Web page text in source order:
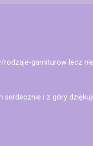
garniturow lecz
serdecznie i z góry